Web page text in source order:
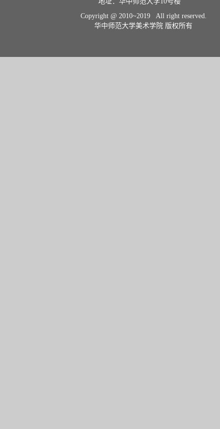
Copyright @ 2010~2019 All right reserved.
华中师范大学美术学院 版权所有